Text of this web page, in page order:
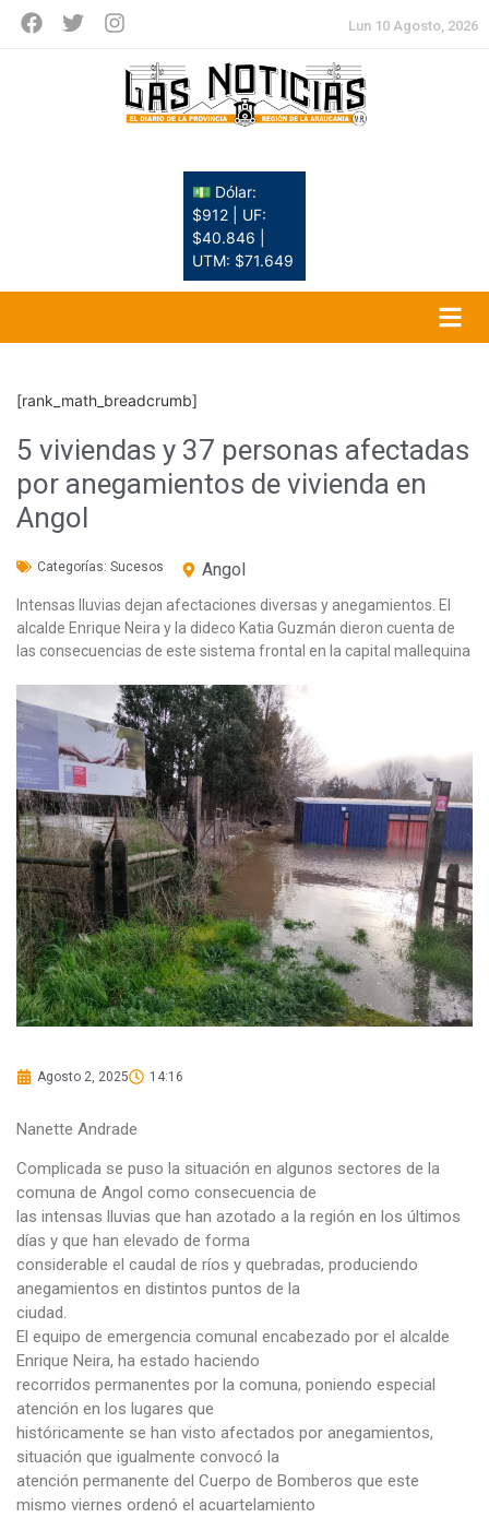
Lun 10 Agosto, 2026
💵 Dólar:
$912 | UF:
$40.846 |
UTM: $71.649
[rank_math_breadcrumb]
5 viviendas y 37 personas afectadas
por anegamientos de vivienda en
Angol
Categorías: Sucesos Angol
Intensas lluvias dejan afectaciones diversas y anegamientos. El
alcalde Enrique Neira y la dideco Katia Guzmán dieron cuenta de
las consecuencias de este sistema frontal en la capital mallequina
Agosto 2, 2025 14:16
Nanette Andrade
Complicada se puso la situación en algunos sectores de la
comuna de Angol como consecuencia de
las intensas lluvias que han azotado a la región en los últimos
días y que han elevado de forma
considerable el caudal de ríos y quebradas, produciendo
anegamientos en distintos puntos de la
ciudad.
El equipo de emergencia comunal encabezado por el alcalde
Enrique Neira, ha estado haciendo
recorridos permanentes por la comuna, poniendo especial
atención en los lugares que
históricamente se han visto afectados por anegamientos,
situación que igualmente convocó la
atención permanente del Cuerpo de Bomberos que este
mismo viernes ordenó el acuartelamiento